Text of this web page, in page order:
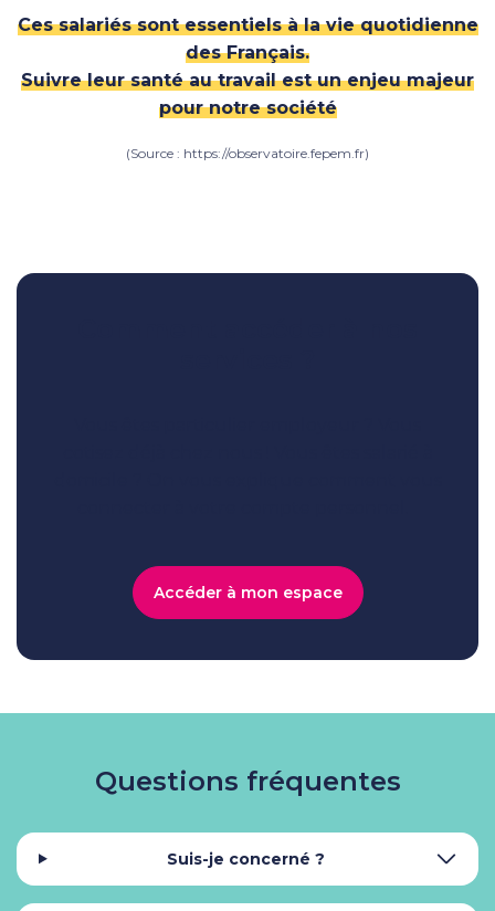
Ces salariés sont essentiels à la vie quotidienne
des Français.
Suivre leur santé au travail est un enjeu majeur
pour notre société
(Source : https://observatoire.fepem.fr)
Accéder à mon espace
Questions fréquentes
Suis-je concerné ?